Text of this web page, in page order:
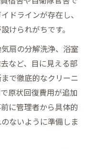
ドラインが存在し、
けられがちです。
扇の分解洗浄、浴室
など、目に見える部
で徹底的なクリーニ
原状回復費用が追加
に管理者から具体的
ないように準備しま